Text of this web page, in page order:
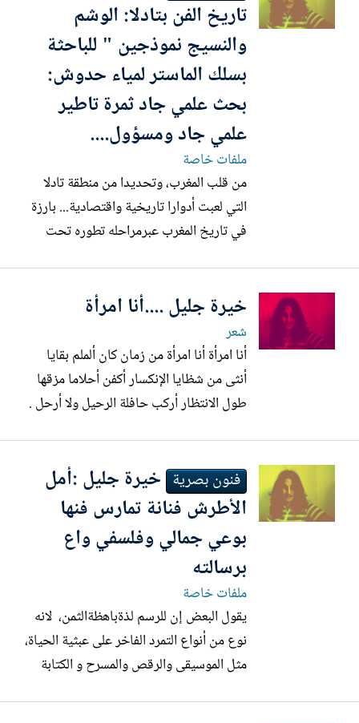
بهم اين علاقة. بلاغي للعموم أنني أكتب هذا
التذكير لأطالب كل...
تاريخ الفن بتادلا: الوشم
والنسيج نموذجين " للباحثة
بسلك الماستر لمياء حدوش:
بحث علمي جاد ثمرة تاطير
علمي جاد ومسؤول....
ملفات خاصة
من قلب المغرب، وتحديدا من منطقة تادلا
التي لعبت أدوارا تاريخية واقتصادية... بارزة
في تاريخ المغرب عبرمراحله تطوره تحت
فمن استتب له أمر تادلا استتب له أمر المغرب
كله...تادلا ارض الماء والخضرة والمراعي وممر
الطرق...
خيرة جليل ....أنا امرأة
شعر
أنا امرأة أنا امرأة من زمان كان ألملم بقايا
أنثى من شظايا الإنكسار أكفن أحلاما مزقها
طول الانتظار أركب حافلة الرحيل ولا أرحل .
عام . أنا عنقاء..... لنا عنقاء لا...
فنون بصرية خيرة جليل :أمل
الأطرش فنانة تمارس فنها
بوعي جمالي وفلسفي واع
برسالته
ملفات خاصة
يقول البعض إن للرسم لذة‏باهظة‏الثمن، ‏ لانه
نوع من أنواع التمرد الفاخر على عبثية الحياة،
مثل الموسيقى والرقص والمسرح و الكتابة